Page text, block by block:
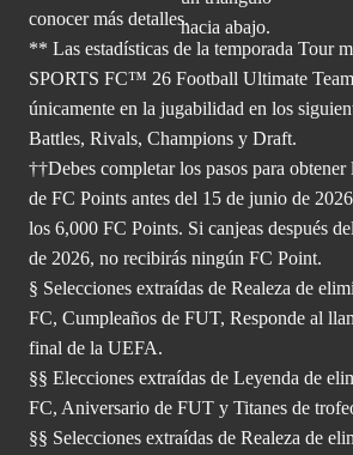
conocer más detalles.
** Las estadísticas de la temporada Tour
SPORTS FC™ 26 Football Ultimate
únicamente en la jugabilidad en los
Battles, Rivals, Champions y Draft.
††Debes completar los pasos para
de FC Points antes del 15 de junio de
los 6,000 FC Points. Si canjeas después
de 2026, no recibirás ningún FC Point.
§ Selecciones extraídas de Realeza de
FC, Cumpleaños de FUT, Responde al
final de la UEFA.
§§ Elecciones extraídas de Leyenda de
FC, Aniversario de FUT y Titanes de
§§ Selecciones extraídas de Realeza de